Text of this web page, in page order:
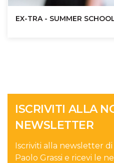
EX-TRA - SUMMER
ISCRIVITI ALLA
NEWSLETTER
Iscriviti alla newsletter di
Paolo Grassi e ricevi le